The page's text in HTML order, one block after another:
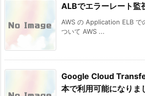
ALBでエラーレート監
AWS の Application ELB で
ついて AWS ...
Google Cloud
本で利用可能になりま